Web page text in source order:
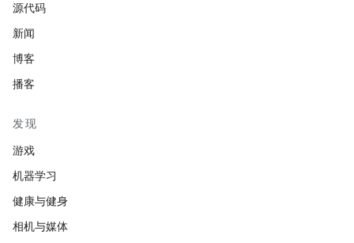
源代码
新闻
博客
播客
发现
游戏
机器学习
健康与健身
相机与媒体